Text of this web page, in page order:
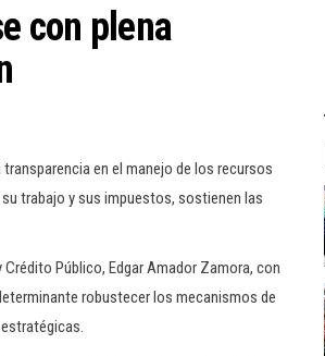
con plena
en el manejo de los recursos
trabajo y sus impuestos, sostienen las
Público, Edgar Amador Zamora, con
robustecer los mecanismos de